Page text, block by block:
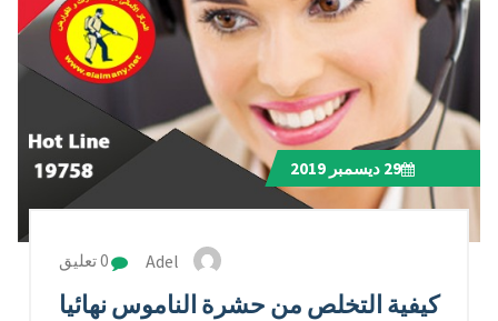
29ديسمبر 2019
Adel 0 تعليق
كيفية التخلص من حشرة الناموس نهائيا